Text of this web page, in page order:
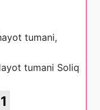
tumani,
tumani Soliq